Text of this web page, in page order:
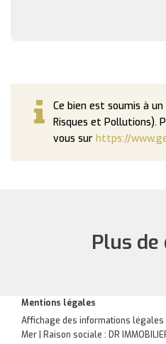
Ce bien est soumis à
Risques et Pollutions).
vous sur https://
Plus
Mentions légales
Affichage des informations légales
Mer | Raison sociale : DR